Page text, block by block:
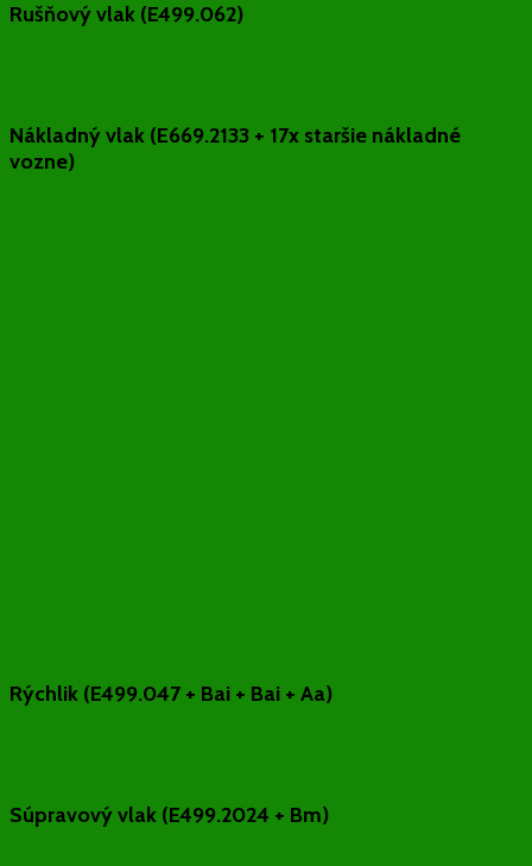
Rušňový vlak (E499.062)
Nákladný vlak (E669.2133 + 17x staršie nákladné
vozne)
Rýchlik (E499.047 + Bai + Bai + Aa)
Súpravový vlak (E499.2024 + Bm)